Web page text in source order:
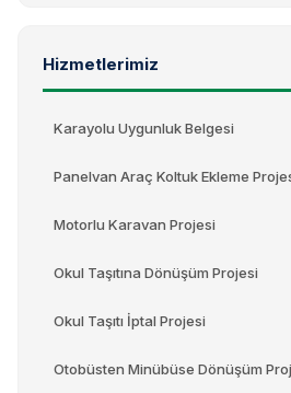
Hizmetlerimiz
Karayolu Uygunluk Belgesi
Panelvan Araç Koltuk Ekleme
Motorlu Karavan Projesi
Okul Taşıtına Dönüşüm Projesi
Okul Taşıtı İptal Projesi
Otobüsten Minübüse Dönüşüm